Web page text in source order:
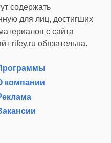
содержать
для лиц, достигших
с сайта
rifey.ru обязательна.
компании